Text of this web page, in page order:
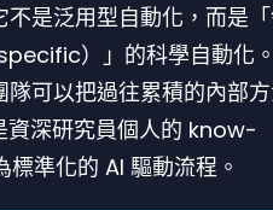
不是泛用型自動化，而是
）」的科學自動化
隊可以把過往累積的內部
資深研究員個人的 know-
準化的 AI 驅動流程。